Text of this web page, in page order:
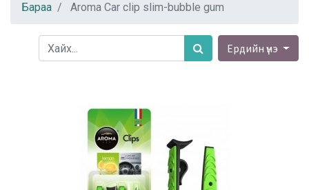
Бараа Aroma Car clip slim-bubble gum
Ердийн үнэ